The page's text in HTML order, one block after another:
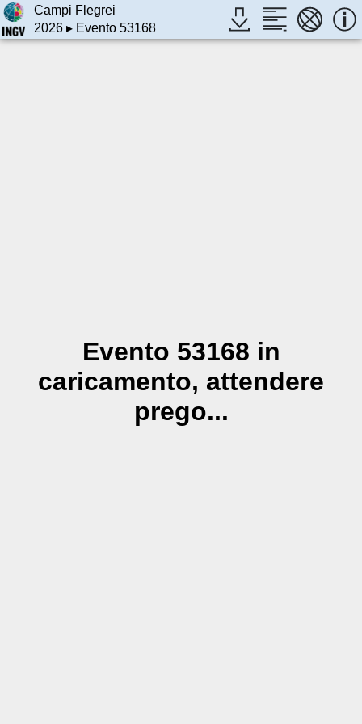
Campi Flegrei
2026▸ Evento 53168
Evento 53168 in
caricamento, attendere
prego...